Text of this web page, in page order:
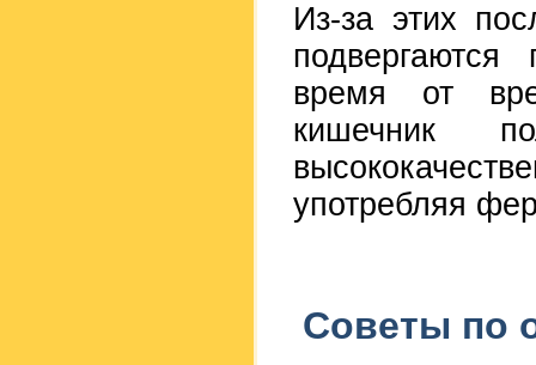
Из-за этих
время от
кишечник
употребляя
Советы по